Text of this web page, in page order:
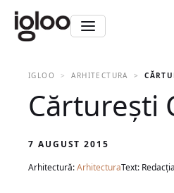
IGLOO ARHITECTURA
Cărturești
7 AUGUST 2015
Arhitectură:ArhitecturaText: